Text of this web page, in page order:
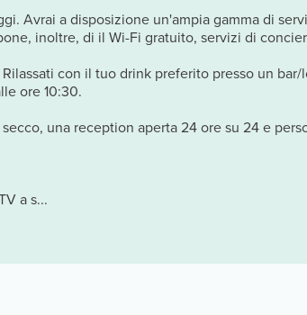
Avrai a disposizione un'ampia gamma di
inoltre, di il Wi-Fi gratuito, servizi di
con il tuo drink preferito presso un
ore 10:30.
una reception aperta 24 ore su 24 e
a s...